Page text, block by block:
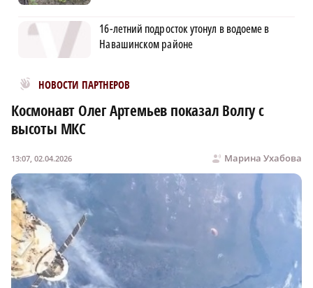
16-летний подросток утонул в водоеме в
Навашинском районе
НОВОСТИ ПАРТНЕРОВ
Новости МирТесен
Космонавт Олег Артемьев показал Волгу с
высоты МКС
Марина Ухабова
13:07, 02.04.2026